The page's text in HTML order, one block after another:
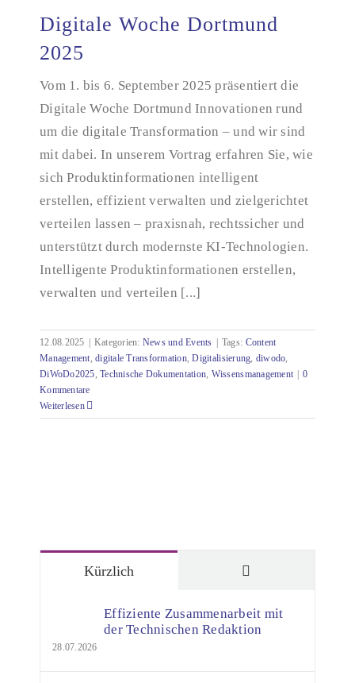
Digitale Woche Dortmund 2025
Digitale Woche Dortmund
2025
Vom 1. bis 6. September 2025 präsentiert die
Digitale Woche Dortmund Innovationen rund
um die digitale Transformation – und wir sind
mit dabei. In unserem Vortrag erfahren Sie, wie
sich Produktinformationen intelligent
erstellen, effizient verwalten und zielgerichtet
verteilen lassen – praxisnah, rechtssicher und
unterstützt durch modernste KI-Technologien.
Intelligente Produktinformationen erstellen,
verwalten und verteilen [...]
12.08.2025 | Kategorien: News und Events | Tags: Content
Management ,digitale Transformation,Digitalisierung diwodo
DiWoDo2025 ,Technische Dokumentation Wissensmanagement | 0
Kommentare
Weiterlesen
Kürzlich
Effiziente Zusammenarbeit mit
der Technischen Redaktion
28.07.2026